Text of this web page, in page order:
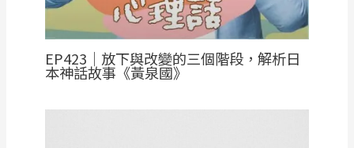
EP423｜放下與改變的三個階段，解析日
本神話故事《黃泉國》